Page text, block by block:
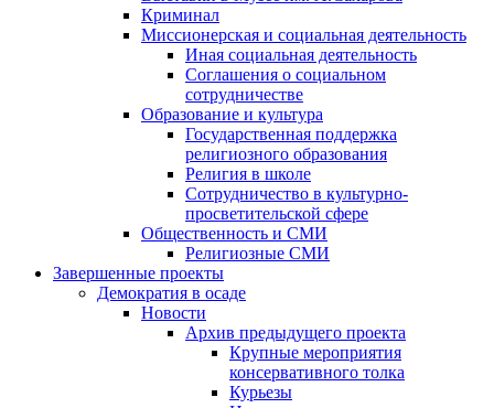
Криминал
Миссионерская и социальная деятельность
Иная социальная деятельность
Соглашения о социальном
сотрудничестве
Образование и культура
Государственная поддержка
религиозного образования
Религия в школе
Сотрудничество в культурно-
просветительской сфере
Общественность и СМИ
Религиозные СМИ
Завершенные проекты
Демократия в осаде
Новости
Архив предыдущего проекта
Крупные мероприятия
консервативного толка
Курьезы